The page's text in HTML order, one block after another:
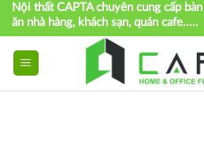
Skip
content
Nội thất CAPTA chuyên cung cấp
ăn nhà hàng, khách sạn, quán cafe.....